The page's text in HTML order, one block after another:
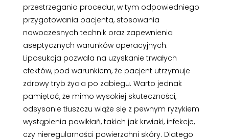
przestrzegania procedur, w tym odpowiedniego
przygotowania pacjenta, stosowania
nowoczesnych technik oraz zapewnienia
aseptycznych warunków operacyjnych.
Liposukcja pozwala na uzyskanie trwałych
efektów, pod warunkiem, że pacjent utrzymuje
zdrowy tryb życia po zabiegu. Warto jednak
pamiętać, że mimo wysokiej skuteczności,
odsysanie tłuszczu wiąże się z pewnym ryzykiem
wystąpienia powikłań, takich jak krwiaki, infekcje,
czy nieregularności powierzchni skóry. Dlatego